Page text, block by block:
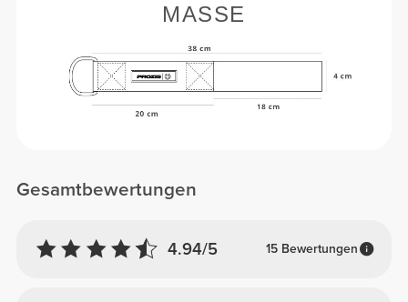
Gesamtbewertungen
4.94/5 15 Bewertungen
MASSE